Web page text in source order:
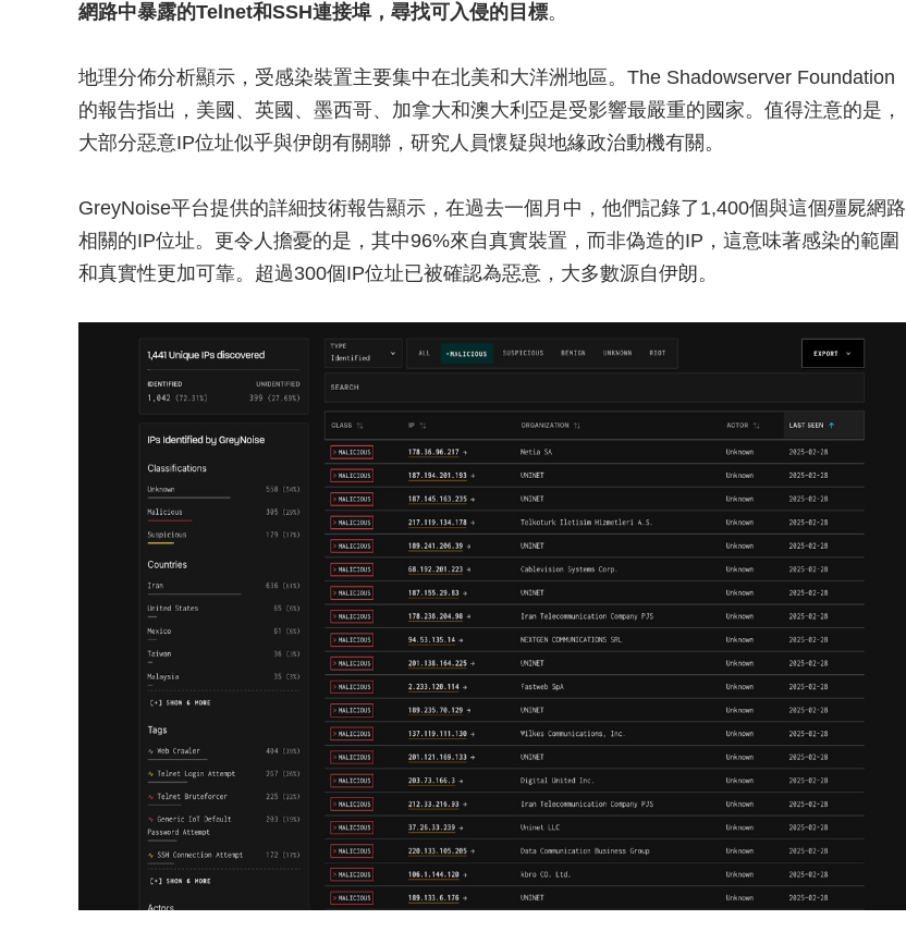
網路中暴露的Telnet和SSH連接埠，尋找可入侵的目標。
地理分佈分析顯示，受感染裝置主要集中在北美和大洋洲地區。The Shadowserver Foundation
的報告指出，美國、英國、墨西哥、加拿大和澳大利亞是受影響最嚴重的國家。值得注意的是，
大部分惡意IP位址似乎與伊朗有關聯，研究人員懷疑與地緣政治動機有關。
GreyNoise平台提供的詳細技術報告顯示，在過去一個月中，他們記錄了1,400個與這個殭屍網路
相關的IP位址。更令人擔憂的是，其中96%來自真實裝置，而非偽造的IP，這意味著感染的範圍
和真實性更加可靠。超過300個IP位址已被確認為惡意，大多數源自伊朗。